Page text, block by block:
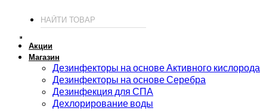
Акции
Магазин
Дезинфекторы на основе Активного кислорода
Дезинфекторы на основе Серебра
Дезинфекция для СПА
Дехлорирование воды